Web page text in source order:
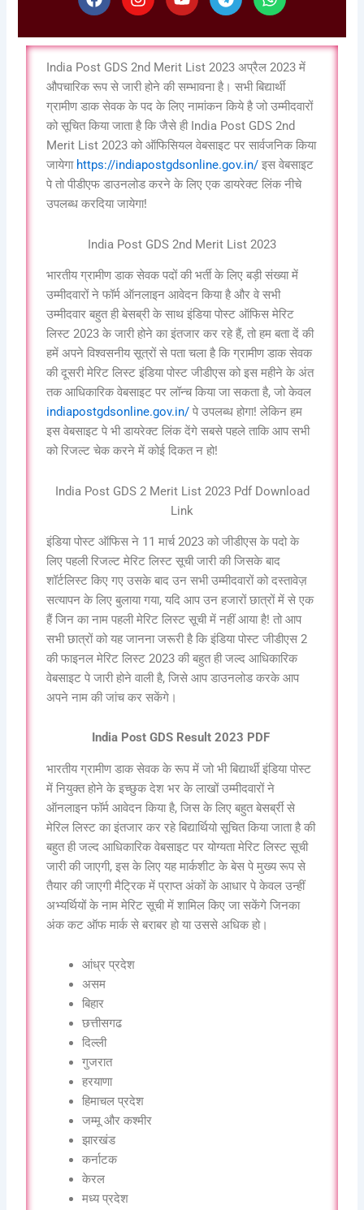
a
e
b
o
o
k
n
t
a
g
r
a
m
o
t
u
b
e
e
e
g
r
a
m
h
t
s
a
p
p
India Post GDS 2nd Merit List 2023 अप्रैल 2023 में
औपचारिक रूप से जारी होने की सम्भावना है। सभी बिद्यार्थी
ग्रामीण डाक सेवक के पद के लिए नामांकन किये है जो उम्मीदवारों
को सूचित किया जाता है कि जैसे ही India Post GDS 2nd
Merit List 2023 को ऑफिसियल वेबसाइट पर सार्वजनिक किया
जायेगा https://indiapostgdsonline.gov.in/इस वेबसाइट
पे तो पीडीएफ डाउनलोड करने के लिए एक डायरेक्ट लिंक नीचे
उपलब्ध करदिया जायेगा!
India Post GDS 2nd Merit List 2023
भारतीय ग्रामीण डाक सेवक पदों की भर्ती के लिए बड़ी संख्या में
उम्मीदवारों ने फॉर्म ऑनलाइन आवेदन किया है और वे सभी
उम्मीदवार बहुत ही बेसब्री के साथ इंडिया पोस्ट ऑफिस मेरिट
लिस्ट 2023 के जारी होने का इंतजार कर रहे हैं, तो हम बता दें की
हमें अपने विश्वसनीय सूत्रों से पता चला है कि ग्रामीण डाक सेवक
की दूसरी मेरिट लिस्ट इंडिया पोस्ट जीडीएस को इस महीने के अंत
तक आधिकारिक वेबसाइट पर लॉन्च किया जा सकता है, जो केवल
indiapostgdsonline.gov.in/ पे उपलब्ध होगा! लेकिन हम
इस वेबसाइट पे भी डायरेक्ट लिंक देंगे सबसे पहले ताकि आप सभी
को रिजल्ट चेक करने में कोई दिकत न हो!
India Post GDS 2 Merit List 2023 Pdf Download
Link
इंडिया पोस्ट ऑफिस ने 11 मार्च 2023 को जीडीएस के पदो के
लिए पहली रिजल्ट मेरिट लिस्ट सूची जारी की जिसके बाद
शॉर्टलिस्ट किए गए उसके बाद उन सभी उम्मीदवारों को दस्तावेज़
सत्यापन के लिए बुलाया गया, यदि आप उन हजारों छात्रों में से एक
हैं जिन का नाम पहली मेरिट लिस्ट सूची में नहीं आया है! तो आप
सभी छात्रों को यह जानना जरूरी है कि इंडिया पोस्ट जीडीएस 2
की फाइनल मेरिट लिस्ट 2023 की बहुत ही जल्द आधिकारिक
वेबसाइट पे जारी होने वाली है, जिसे आप डाउनलोड करके आप
अपने नाम की जांच कर सकेंगे।
India Post GDS Result 2023 PDF
भारतीय ग्रामीण डाक सेवक के रूप में जो भी बिद्यार्थी इंडिया पोस्ट
में नियुक्त होने के इच्छुक देश भर के लाखों उम्मीदवारों ने
ऑनलाइन फॉर्म आवेदन किया है, जिस के लिए बहुत बेसर्ब्री से
मेरिल लिस्ट का इंतजार कर रहे बिद्यार्थियो सूचित किया जाता है की
बहुत ही जल्द आधिकारिक वेबसाइट पर योग्यता मेरिट लिस्ट सूची
जारी की जाएगी, इस के लिए यह मार्कशीट के बेस पे मुख्य रूप से
तैयार की जाएगी मैट्रिक में प्राप्त अंकों के आधार पे केवल उन्हीं
अभ्यर्थियों के नाम मेरिट सूची में शामिल किए जा सकेंगे जिनका
अंक कट ऑफ मार्क से बराबर हो या उससे अधिक हो।
आंध्र प्रदेश
असम
बिहार
छत्तीसगढ
दिल्ली
गुजरात
हरयाणा
हिमाचल प्रदेश
जम्मू और कश्मीर
झारखंड
कर्नाटक
केरल
मध्य प्रदेश